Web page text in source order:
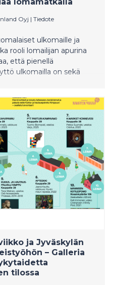
Oyj | Tiedote
ulkomaille ja
rooli lomailijan apurina
että pienellä
ulkomailla on sekä
ja Jyväskylän
– Galleria
tilossa